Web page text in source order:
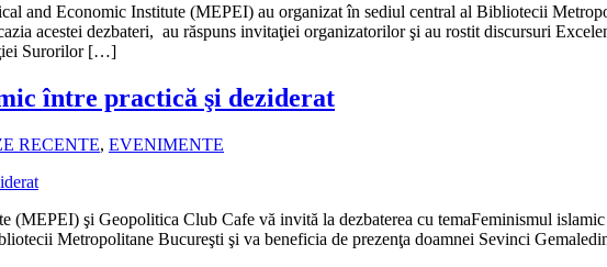
and Economic Institute (MEPEI) au organizat în sediul central al Bibliotecii
acestei dezbateri, au răspuns invitaţiei organizatorilor şi au rostit discursuri
Surorilor […]
între practică şi deziderat
RECENTE, EVENIMENTE
şi Geopolitica Club Cafe vă invită la dezbaterea cu temaFeminismul
Metropolitane Bucureşti şi va beneficia de prezenţa doamnei Sevinci